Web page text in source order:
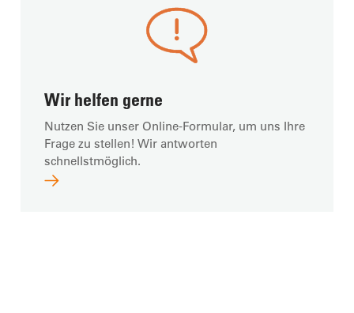
Wir helfen gerne
Nutzen Sie unser Online-Formular, um uns Ihre
Frage zu stellen! Wir antworten
schnellstmöglich.